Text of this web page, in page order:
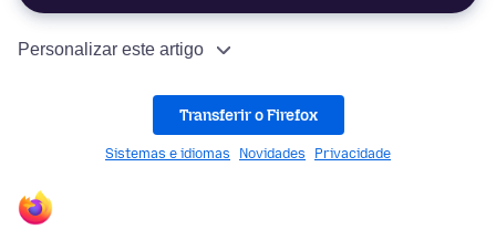
Personalizar este artigo
Transferir o Firefox
Sistemas e idiomas Novidades Privacidade